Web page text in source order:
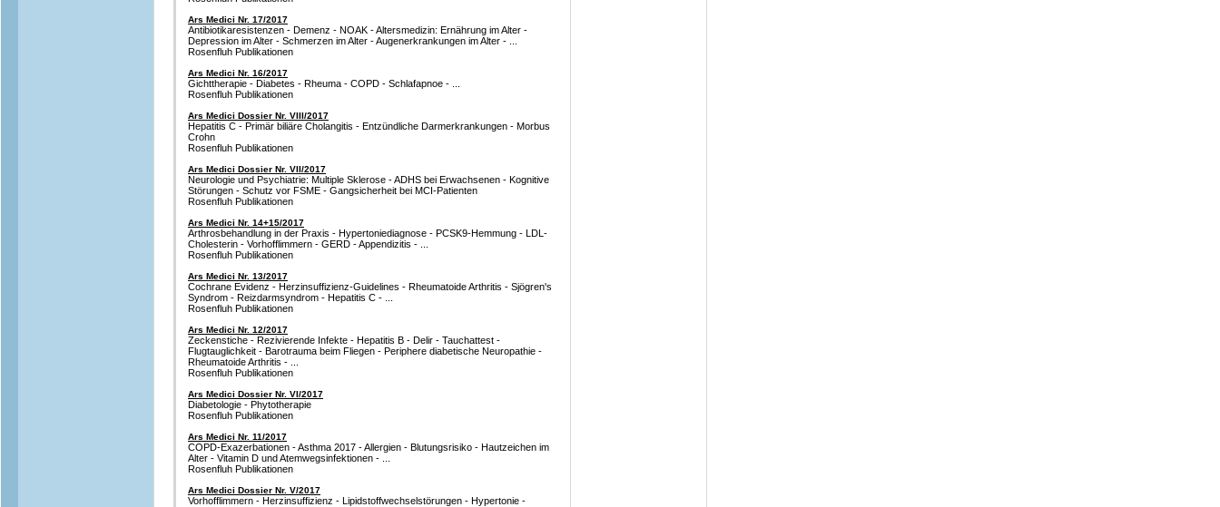
Ars Medici Nr. 17/2017
Antibiotikaresistenzen - Demenz - NOAK - Altersmedizin: Ernährung im Alter -
Depression im Alter - Schmerzen im Alter - Augenerkrankungen im Alter - ...
Rosenfluh Publikationen
Ars Medici Nr. 16/2017
Gichttherapie - Diabetes - Rheuma - COPD - Schlafapnoe - ...
Rosenfluh Publikationen
Ars Medici Dossier Nr. VIII/2017
Hepatitis C - Primär biliäre Cholangitis - Entzündliche Darmerkrankungen - Morbus
Crohn
Rosenfluh Publikationen
Ars Medici Dossier Nr. VII/2017
Neurologie und Psychiatrie: Multiple Sklerose - ADHS bei Erwachsenen - Kognitive
Störungen - Schutz vor FSME - Gangsicherheit bei MCI-Patienten
Rosenfluh Publikationen
Ars Medici Nr. 14+15/2017
Arthrosbehandlung in der Praxis - Hypertoniediagnose - PCSK9-Hemmung - LDL-
Cholesterin - Vorhofflimmern - GERD - Appendizitis - ...
Rosenfluh Publikationen
Ars Medici Nr. 13/2017
Cochrane Evidenz - Herzinsuffizienz-Guidelines - Rheumatoide Arthritis - Sjögren's
Syndrom - Reizdarmsyndrom - Hepatitis C - ...
Rosenfluh Publikationen
Ars Medici Nr. 12/2017
Zeckenstiche - Rezivierende Infekte - Hepatitis B - Delir - Tauchattest -
Flugtauglichkeit - Barotrauma beim Fliegen - Periphere diabetische Neuropathie -
Rheumatoide Arthritis - ...
Rosenfluh Publikationen
Ars Medici Dossier Nr. VI/2017
Diabetologie - Phytotherapie
Rosenfluh Publikationen
Ars Medici Nr. 11/2017
COPD-Exazerbationen - Asthma 2017 - Allergien - Blutungsrisiko - Hautzeichen im
Alter - Vitamin D und Atemwegsinfektionen - ...
Rosenfluh Publikationen
Ars Medici Dossier Nr. V/2017
Vorhofflimmern - Herzinsuffizienz - Lipidstoffwechselstörungen - Hypertonie -